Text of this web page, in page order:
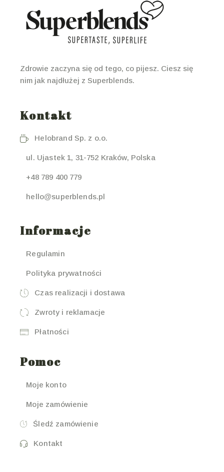
Zdrowie zaczyna się od tego, co pijesz. Ciesz się
nim jak najdłużej z Superblends.
Kontakt
Helobrand Sp. z o.o.
ul. Ujastek 1, 31-752 Kraków, Polska
+48 789 400 779
hello@superblends.pl
Informacje
Regulamin
Polityka prywatności
Czas realizacji i dostawa
Zwroty i reklamacje
Płatności
Pomoc
Moje konto
Moje zamówienie
Śledź zamówienie
Kontakt